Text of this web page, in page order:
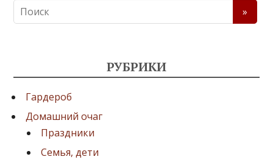
РУБРИКИ
Гардероб
Домашний очаг
Праздники
Семья, дети